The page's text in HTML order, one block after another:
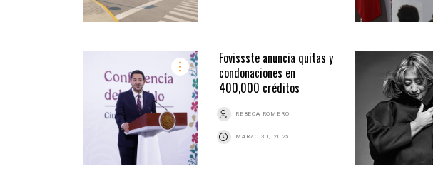
Fovissste anuncia quitas y
condonaciones en
400,000 créditos
REBECA ROMERO
MARZO 31, 2025